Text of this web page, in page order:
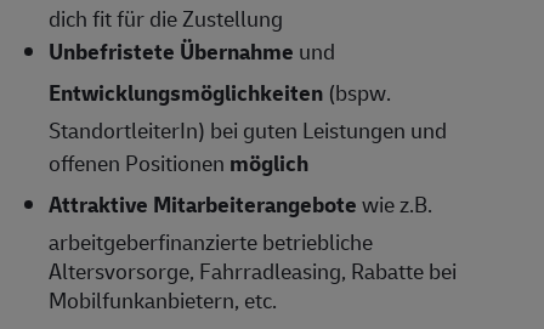
dich fit für die Zustellung
Unbefristete Übernahme und
Entwicklungsmöglichkeiten (bspw.
StandortleiterIn) bei guten Leistungen und
offenen Positionen möglich
Attraktive Mitarbeiterangebotewie z.B.
arbeitgeberfinanzierte betriebliche
Altersvorsorge, Fahrradleasing, Rabatte bei
Mobilfunkanbietern, etc.